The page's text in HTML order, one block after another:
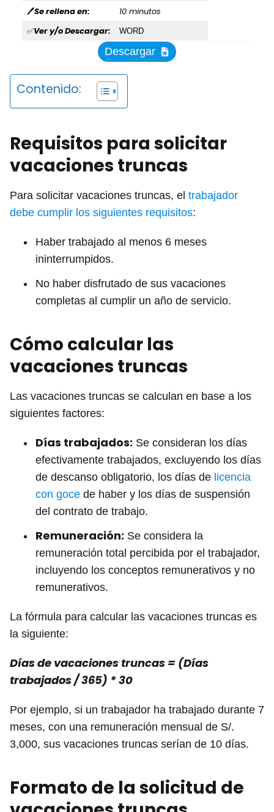
🖊Se rellena en: 10 minutos
✅Ver y/o Descargar: WORD
Descargar
Contenido:
Requisitos para solicitar
vacaciones truncas
Para solicitar vacaciones truncas, el trabajador
debe cumplir los siguientes requisitos:
Haber trabajado al menos 6 meses
ininterrumpidos.
No haber disfrutado de sus vacaciones
completas al cumplir un año de servicio.
Cómo calcular las
vacaciones truncas
Las vacaciones truncas se calculan en base a los
siguientes factores:
Días trabajados: Se consideran los días
efectivamente trabajados, excluyendo los días
de descanso obligatorio, los días de licencia
con goce de haber y los días de suspensión
del contrato de trabajo.
Remuneración: Se considera la
remuneración total percibida por el trabajador,
incluyendo los conceptos remunerativos y no
remunerativos.
La fórmula para calcular las vacaciones truncas es
la siguiente:
Días de vacaciones truncas = (Días
trabajados / 365) * 30
Por ejemplo, si un trabajador ha trabajado durante 7
meses, con una remuneración mensual de S/.
3,000, sus vacaciones truncas serían de 10 días.
Formato de la solicitud de